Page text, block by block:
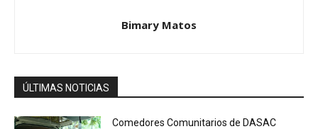
Bimary Matos
ÚLTIMAS NOTICIAS
Comedores Comunitarios de DASAC